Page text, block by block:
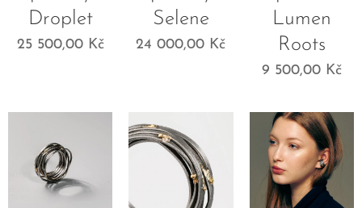
Droplet
25 500,00Kč
Selene
24 000,00 Kč
Lumen
Roots
9 500,00Kč